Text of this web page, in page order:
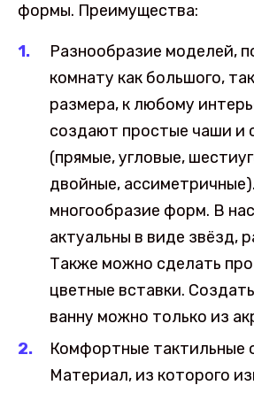
формы. Преимущества:
Разнообразие моделей,
комнату как большого,
размера, к любому
создают простые чаши и
(прямые, угловые,
двойные,
многообразие форм. В
актуальны в виде звёзд,
Также можно сделать
цветные вставки.
ванну можно только из
Комфортные тактильные
Материал, из которого